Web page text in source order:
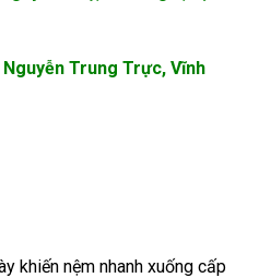
Trung Trực, Vĩnh
khiến nệm nhanh xuống cấp